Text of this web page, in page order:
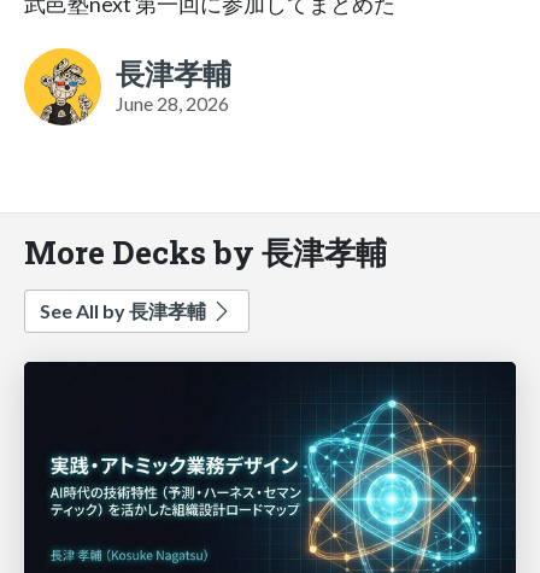
長津孝輔
June 28, 2026
More Decks by 長津孝輔
See All by 長津孝輔